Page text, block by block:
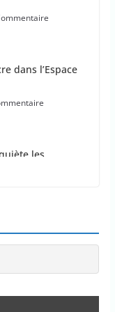
dans l’Espace
les